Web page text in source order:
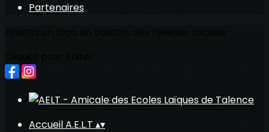
Partenaires
Accueil A.E.L.T ▴▾